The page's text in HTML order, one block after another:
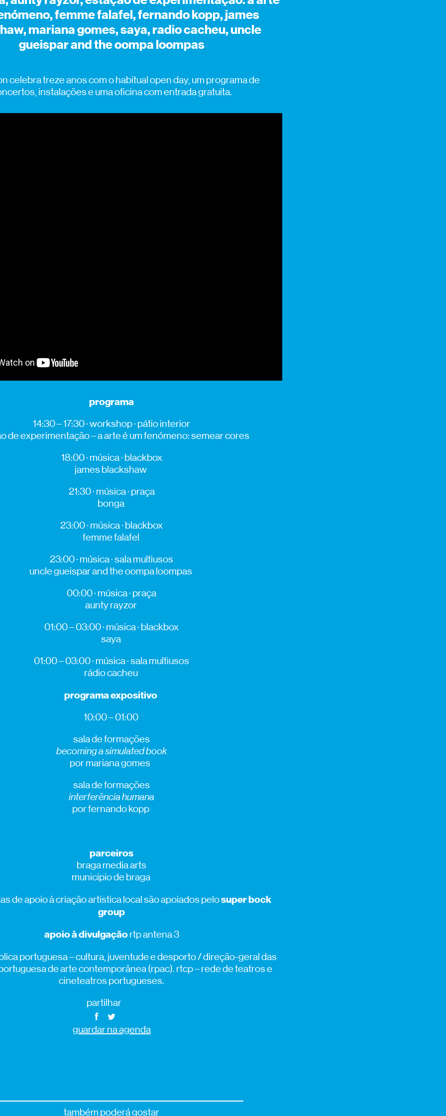
femme falafel, fernando kopp, james
mariana gomes, saya, radio cacheu, uncle
gueispar and the oompa loompas
celebra treze anos com o habitual open day, um programa de
instalações e uma oficina com entrada gratuita.
programa
14:30 – 17:30 · workshop · pátio interior
de experimentação – a arte é um fenómeno: semear cores
18:00 · música · blackbox
james blackshaw
21:30 · música · praça
bonga
23:00 · música · blackbox
femme falafel
23:00 · música · sala multiusos
uncle gueispar and the oompa loompas
00:00 · música · praça
aunty rayzor
01:00 – 03:00 · música· blackbox
saya
01:00 – 03:00 · música · sala multiusos
rádio cacheu
programa expositivo
10:00 – 01:00
sala de formações
becoming a simulated book
por mariana gomes
sala de formações
interferência humana
por fernando kopp
parceiros
braga media arts
município de braga
de apoio à criação artística local são apoiados pelosuper bock
group
apoio à divulgaçãortp antena 3
portuguesa – cultura, juventude e desporto / direção-geral das
de arte contemporânea (rpac). rtcp – rede de teatros e
cineteatros portugueses.
partilhar
guardar na agenda
também poderá gostar